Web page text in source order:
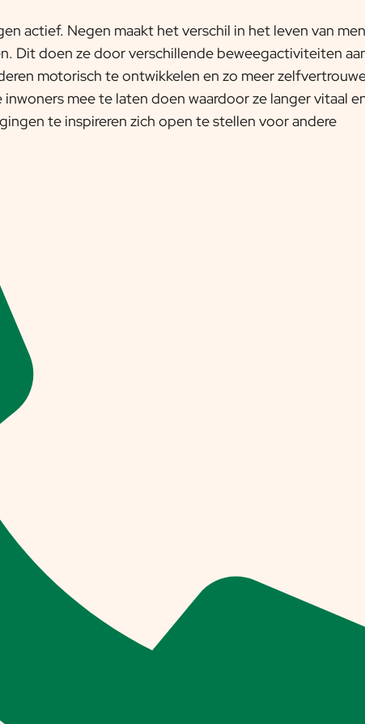
actief. Negen maakt het verschil in het leven van
Dit doen ze door verschillende beweegactiviteiten
motorisch te ontwikkelen en zo meer
mee te laten doen waardoor ze langer vitaal
te inspireren zich open te stellen voor andere